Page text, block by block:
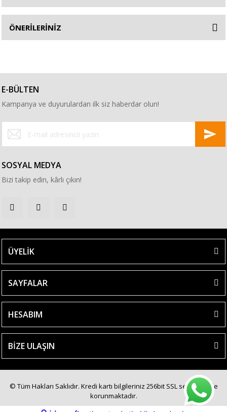
ÖNERİLERİNİZ
E-BÜLTEN
Kampanya ve duyurulardan ilk siz haberdar olun!
SOSYAL MEDYA
Bizi takip edin, kârlı çıkın!
ÜYELİK
SAYFALAR
HESABIM
BİZE ULAŞIN
© Tüm Hakları Saklıdır. Kredi kartı bilgileriniz 256bit SSL sertifikası ile
korunmaktadır.